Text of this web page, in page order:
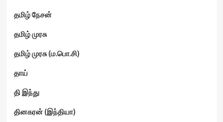
தமிழ் நேசன்
தமிழ் முரசு
தமிழ் முரசு (ம.பொ.சி)
தாய்
தி இந்து
தினகரன் (இந்தியா)